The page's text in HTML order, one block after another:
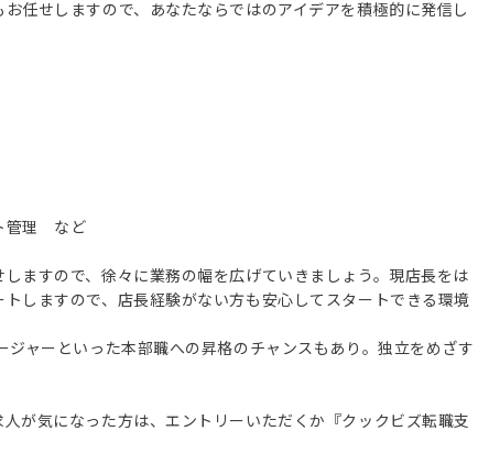
任せしますので、あなたならではのアイデアを積極的に発信し
管理 など
ますので、徐々に業務の幅を広げていきましょう。現店長をは
しますので、店長経験がない方も安心してスタートできる環境
ャーといった本部職への昇格のチャンスもあり。独立をめざす
が気になった方は、エントリーいただくか『クックビズ転職支